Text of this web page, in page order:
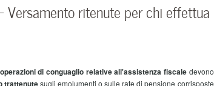
– Versamento ritenute per chi effettua
operazioni di conguaglio relative all'assistenza fiscaledevono
trattenutesugli emolumenti o sulle rate di pensione corrisposte